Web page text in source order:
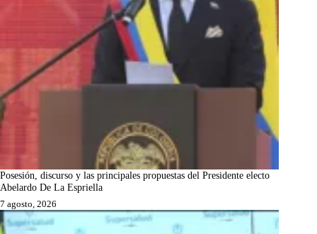
Posesión, discurso y las principales propuestas del Presidente electo
Abelardo De La Espriella
7 agosto, 2026